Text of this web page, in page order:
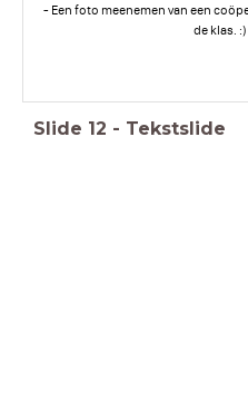
- Een foto meenemen van een
de klas. :)
Slide 12 - Tekstslide